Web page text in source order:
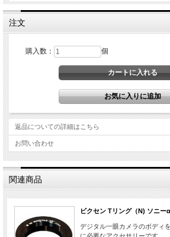
注文
購入数： 個
返品についての詳細はこちら
お問い合わせ
関連商品
ビクセン Tリング（N) ソニー
デジタル一眼カメラのボディ